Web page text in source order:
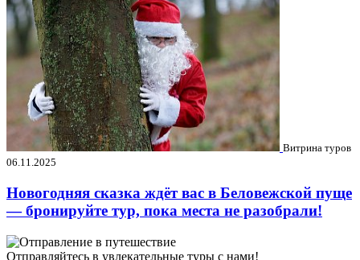
Витрина туров
06.11.2025
Новогодняя сказка ждёт вас в Беловежской пуще
— бронируйте тур, пока места не разобрали!
Отправляйтесь в увлекательные туры с нами!